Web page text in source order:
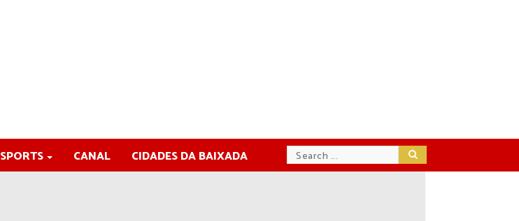
SPORTS CANAL CIDADES DA BAIXADA